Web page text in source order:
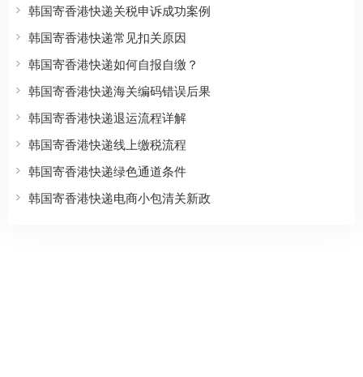
韩国寄香港快递关税申诉成功案例
韩国寄香港快递常见扣关原因
韩国寄香港快递如何自报自缴？
韩国寄香港快递海关编码错误后果
韩国寄香港快递退运流程详解
韩国寄香港快递线上缴税流程
韩国寄香港快递绿色通道条件
韩国寄香港快递电商小包清关新政